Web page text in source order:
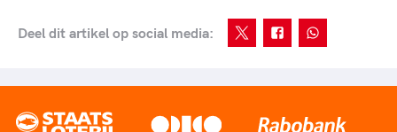
Deel dit artikel op social media: